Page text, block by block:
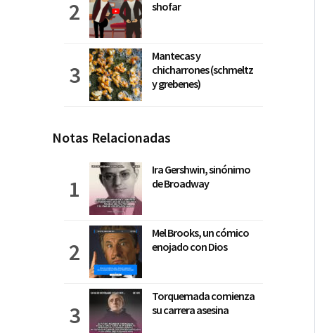
shofar
Mantecas y
chicharrones (schmeltz
y grebenes)
Notas Relacionadas
Ira Gershwin, sinónimo
de Broadway
Mel Brooks, un cómico
enojado con Dios
Torquemada comienza
su carrera asesina